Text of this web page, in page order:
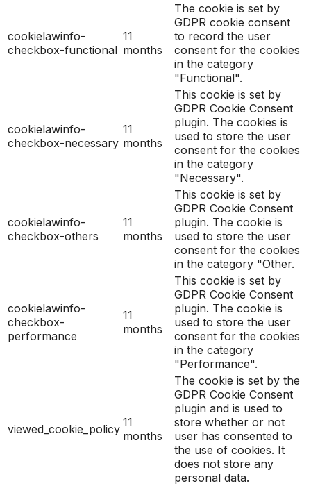
cookielawinfo-
checkbox-functional
11
months
The cookie is set by
GDPR cookie consent
to record the user
consent for the cookies
in the category
"Functional".
cookielawinfo-
checkbox-necessary
11
months
This cookie is set by
GDPR Cookie Consent
plugin. The cookies is
used to store the user
consent for the cookies
in the category
"Necessary".
cookielawinfo-
checkbox-others
11
months
This cookie is set by
GDPR Cookie Consent
plugin. The cookie is
used to store the user
consent for the cookies
in the category "Other.
cookielawinfo-
checkbox-
performance
11
months
This cookie is set by
GDPR Cookie Consent
plugin. The cookie is
used to store the user
consent for the cookies
in the category
"Performance".
viewed_cookie_policy 11
months
The cookie is set by the
GDPR Cookie Consent
plugin and is used to
store whether or not
user has consented to
the use of cookies. It
does not store any
personal data.